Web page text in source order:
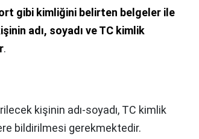
gibi kimliğini belirten belgeler ile
adı, soyadı ve TC kimlik
.
kişinin adı-soyadı, TC kimlik
bildirilmesi gerekmektedir.